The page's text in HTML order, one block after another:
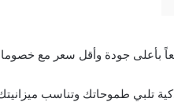
ذكية تلبي طموحاتك وتناسب